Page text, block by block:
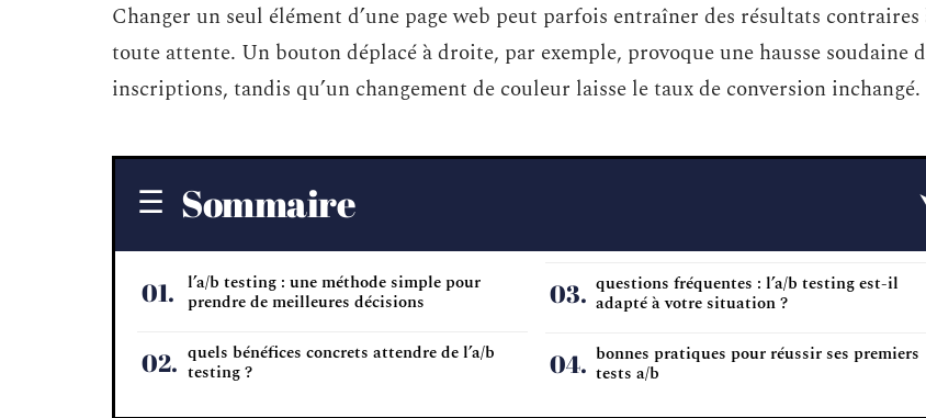
Changer un seul élément d’une page web peut parfois entraîner des résultats contraires
toute attente. Un bouton déplacé à droite, par exemple, provoque une hausse soudaine
inscriptions, tandis qu’un changement de couleur laisse le taux de conversion inchangé.
Sommaire
l’a/b testing : une méthode simple pour
prendre de meilleures décisions
quels bénéfices concrets attendre de l’a/b
testing ?
questions fréquentes : l’a/b testing est-il
adapté à votre situation ?
bonnes pratiques pour réussir ses premiers
tests a/b